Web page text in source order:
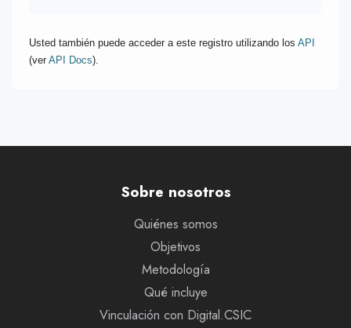
Usted también puede acceder a este registro utilizando los API
(ver API Docs).
Sobre nosotros
Quiénes somos
Objetivos
Metodología
Qué incluye
Vinculación con Digital.CSIC